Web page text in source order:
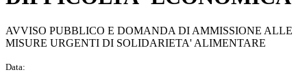
AVVISO PUBBLICO E DOMANDA DI AMMISSIONE ALLE
MISURE URGENTI DI SOLIDARIETA' ALIMENTARE
Data: